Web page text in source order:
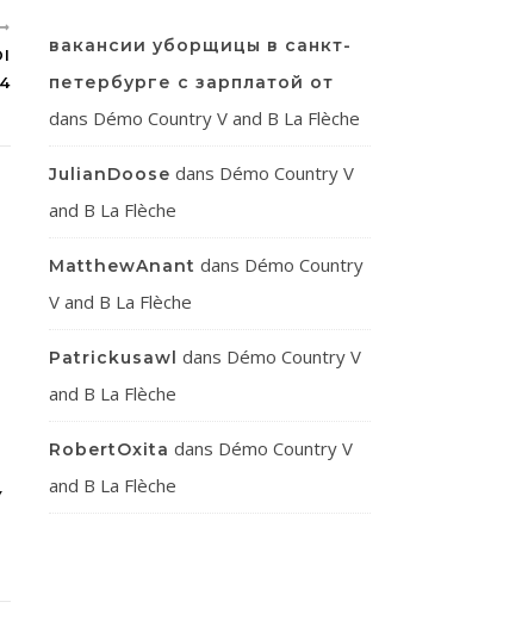
вакансии уборщицы в санкт-
петербурге с зарплатой от
dans Démo Country V and B La Flèche
JulianDoose dans Démo Country V
and B La Flèche
MatthewAnant dans Démo Country
V and B La Flèche
Patrickusawl dans Démo Country V
and B La Flèche
RobertOxita dans Démo Country V
and B La Flèche